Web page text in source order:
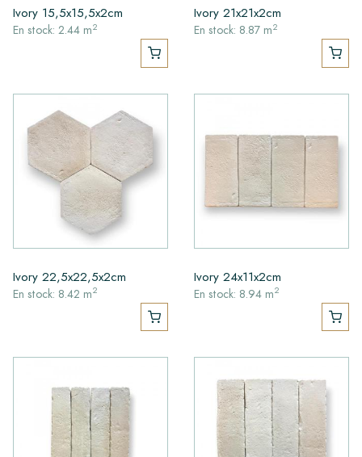
Ivory 15,5x15,5x2cm
En stock: 2.44 m2
Ivory 21x21x2cm
En stock: 8.87 m2
Ivory 22,5x22,5x2cm
En stock: 8.42 m2
Ivory 24x11x2cm
En stock: 8.94 m2